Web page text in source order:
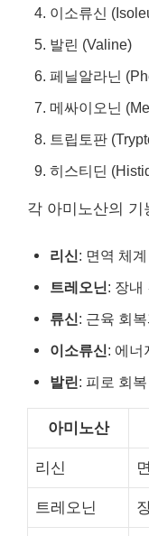
이소류신
발린 (Valine)
페닐알라닌
메싸이오닌
트립토판
히스티딘
각 아미노산의 기
리신: 면역 체
트레오닌: 장내
류신: 근육 회
이소류신: 에너
발린: 피로 회
아미노산
리신
트레오닌